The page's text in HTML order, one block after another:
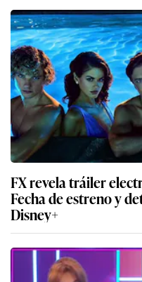
FX revela tráiler
Fecha de estreno y
Disney+